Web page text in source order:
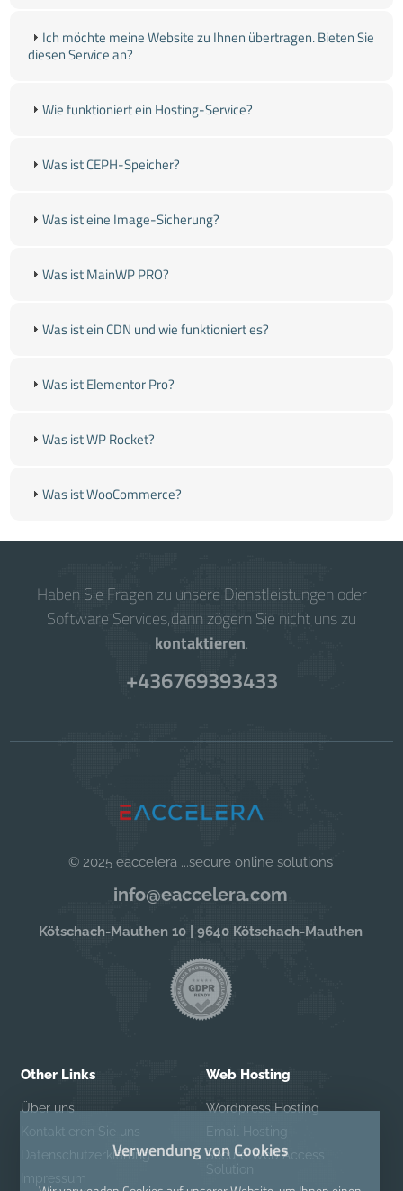
Ich möchte meine Website zu Ihnen übertragen. Bieten Sie
diesen Service an?
Wie funktioniert ein Hosting-Service?
Was ist CEPH-Speicher?
Was ist eine Image-Sicherung?
Was ist MainWP PRO?
Was ist ein CDN und wie funktioniert es?
Was ist Elementor Pro?
Was ist WP Rocket?
Was ist WooCommerce?
Haben Sie Fragen zu unsere Dienstleistungen oder
Software Services,dann zögern Sie nicht uns zu
kontaktieren.
+436769393433
© 2025 eaccelera ...secure online solutions
info@eaccelera.com
Kötschach-Mauthen 10 | 9640 Kötschach-Mauthen
Other Links
Über uns
Kontaktieren Sie uns
Datenschutzerklärung
Impressum
Web Hosting
Wordpress Hosting
Email Hosting
Secure Web Access
Solution
Verwendung von Cookies